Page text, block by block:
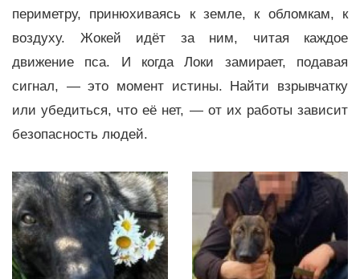
периметру, принюхиваясь к земле, к обломкам, к
воздуху. Жокей идёт за ним, читая каждое
движение пса. И когда Локи замирает, подавая
сигнал, — это момент истины. Найти взрывчатку
или убедиться, что её нет, — от их работы зависит
безопасность людей.